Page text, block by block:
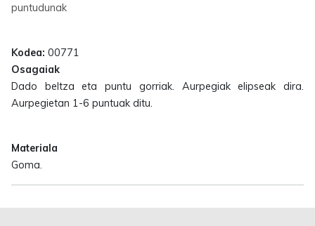
puntudunak
Kodea: 00771
Osagaiak
Dado beltza eta puntu gorriak. Aurpegiak elipseak dira.
Aurpegietan 1-6 puntuak ditu.
Materiala
Goma.